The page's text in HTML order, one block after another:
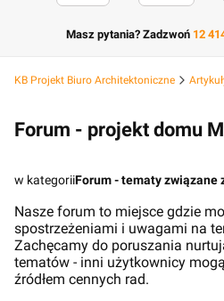
Masz pytania? Zadzwoń 12
KB Projekt Biuro Architektoniczne
Forum - projekt domu
w kategoriiForum - tematy związane
Nasze forum to miejsce gdzie
spostrzeżeniami i uwagami na
Zachęcamy do poruszania
tematów - inni użytkownicy
źródłem cennych rad.